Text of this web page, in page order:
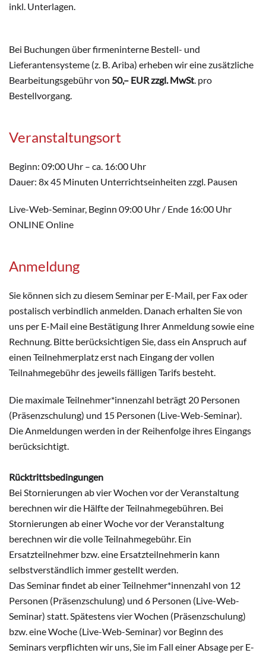
inkl. Unterlagen.
Bei Buchungen über firmeninterne Bestell- und
Lieferantensysteme (z. B. Ariba) erheben wir eine zusätzliche
Bearbeitungsgebühr von 50,– EUR zzgl. MwSt. pro
Bestellvorgang.
Veranstaltungsort
Beginn: 09:00 Uhr – ca. 16:00 Uhr
Dauer: 8x 45 Minuten Unterrichtseinheiten zzgl. Pausen
Live-Web-Seminar, Beginn 09:00 Uhr / Ende 16:00 Uhr
ONLINE Online
Anmeldung
Sie können sich zu diesem Seminar per E-Mail, per Fax oder
postalisch verbindlich anmelden. Danach erhalten Sie von
uns per E-Mail eine Bestätigung Ihrer Anmeldung sowie eine
Rechnung. Bitte berücksichtigen Sie, dass ein Anspruch auf
einen Teilnehmerplatz erst nach Eingang der vollen
Teilnahmegebühr des jeweils fälligen Tarifs besteht.
Die maximale Teilnehmer*innenzahl beträgt 20 Personen
(Präsenzschulung) und 15 Personen (Live-Web-Seminar).
Die Anmeldungen werden in der Reihenfolge ihres Eingangs
berücksichtigt.
Rücktrittsbedingungen
Bei Stornierungen ab vier Wochen vor der Veranstaltung
berechnen wir die Hälfte der Teilnahmegebühren. Bei
Stornierungen ab einer Woche vor der Veranstaltung
berechnen wir die volle Teilnahmegebühr. Ein
Ersatzteilnehmer bzw. eine Ersatzteilnehmerin kann
selbstverständlich immer gestellt werden.
Das Seminar findet ab einer Teilnehmer*innenzahl von 12
Personen (Präsenzschulung) und 6 Personen (Live-Web-
Seminar) statt. Spätestens vier Wochen (Präsenzschulung)
bzw. eine Woche (Live-Web-Seminar) vor Beginn des
Seminars verpflichten wir uns, Sie im Fall einer Absage per E-